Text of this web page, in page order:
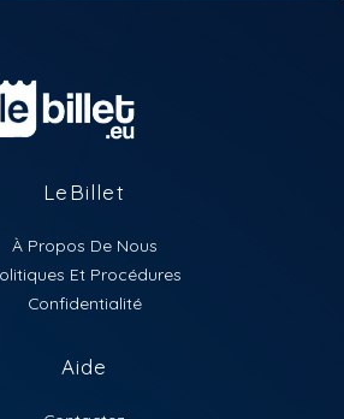
LeBillet
À Propos De Nous
Et Procédures
Confidentialité
Aide